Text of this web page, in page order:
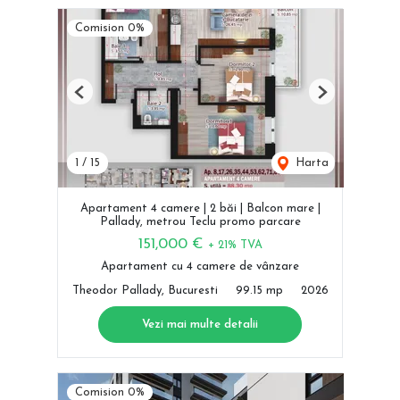
Comision 0%
/ 15 Harta
Previous Next
Apartament 4 camere | 2 băi | Balcon mare |
Pallady, metrou Teclu promo parcare
151,000 € + 21% TVA
Apartament cu 4 camere de vânzare
Theodor Pallady, Bucuresti 99.15 mp 2026
Vezi mai multe detalii
Comision 0%